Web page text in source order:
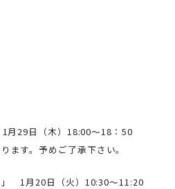
29日（木）18:00～18：50
す。予めご了承下さい。
1月20日（火）10:30～11:20